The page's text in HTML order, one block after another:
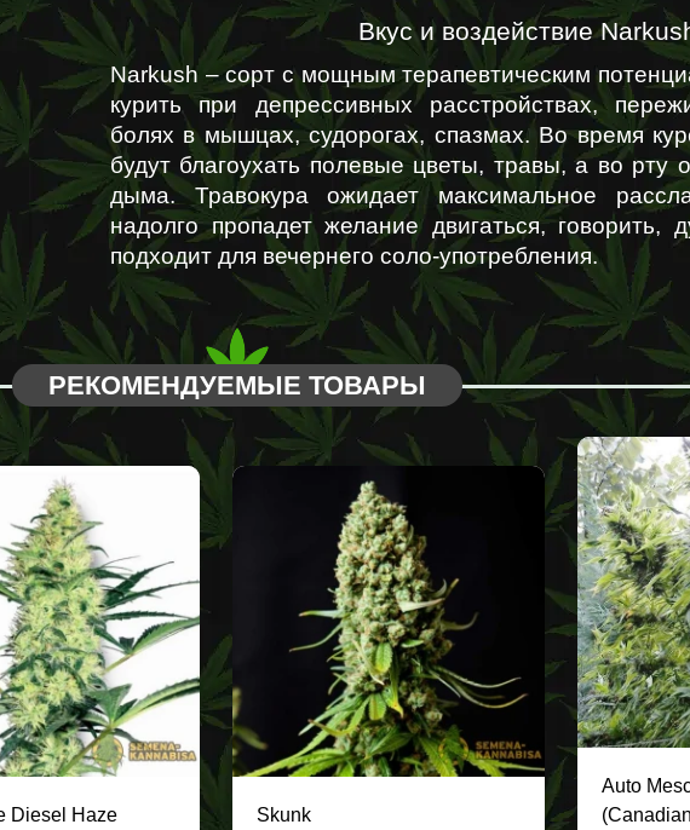
Вкус и воздействие
Narkush – сорт с мощным терапевтическим
курить при депрессивных расстройствах,
болях в мышцах, судорогах, спазмах. Во время
будут благоухать полевые цветы, травы, а во рту
дыма. Травокура ожидает максимальное
надолго пропадет желание двигаться, говорить,
подходит для вечернего соло-употребления.
РЕКОМЕНДУЕМЫЕ ТОВАРЫ
Diesel Haze Skunk
Auto